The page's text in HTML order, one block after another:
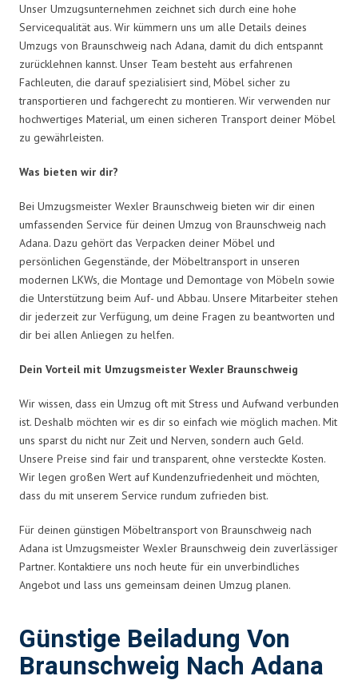
Unser Umzugsunternehmen zeichnet sich durch eine hohe
Servicequalität aus. Wir kümmern uns um alle Details deines
Umzugs von Braunschweig nach Adana, damit du dich entspannt
zurücklehnen kannst. Unser Team besteht aus erfahrenen
Fachleuten, die darauf spezialisiert sind, Möbel sicher zu
transportieren und fachgerecht zu montieren. Wir verwenden nur
hochwertiges Material, um einen sicheren Transport deiner Möbel
zu gewährleisten.
Was bieten wir dir?
Bei Umzugsmeister Wexler Braunschweig bieten wir dir einen
umfassenden Service für deinen Umzug von Braunschweig nach
Adana. Dazu gehört das Verpacken deiner Möbel und
persönlichen Gegenstände, der Möbeltransport in unseren
modernen LKWs, die Montage und Demontage von Möbeln sowie
die Unterstützung beim Auf- und Abbau. Unsere Mitarbeiter stehen
dir jederzeit zur Verfügung, um deine Fragen zu beantworten und
dir bei allen Anliegen zu helfen.
Dein Vorteil mit Umzugsmeister Wexler Braunschweig
Wir wissen, dass ein Umzug oft mit Stress und Aufwand verbunden
ist. Deshalb möchten wir es dir so einfach wie möglich machen. Mit
uns sparst du nicht nur Zeit und Nerven, sondern auch Geld.
Unsere Preise sind fair und transparent, ohne versteckte Kosten.
Wir legen großen Wert auf Kundenzufriedenheit und möchten,
dass du mit unserem Service rundum zufrieden bist.
Für deinen günstigen Möbeltransport von Braunschweig nach
Adana ist Umzugsmeister Wexler Braunschweig dein zuverlässiger
Partner. Kontaktiere uns noch heute für ein unverbindliches
Angebot und lass uns gemeinsam deinen Umzug planen.
Günstige Beiladung Von
Braunschweig Nach Adana